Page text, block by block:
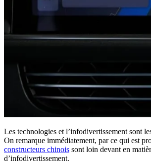
Les technologies et l’infodivertissement sont
On remarque immédiatement, par ce qui est
constructeurs chinois sont loin devant en
d’infodivertissement.